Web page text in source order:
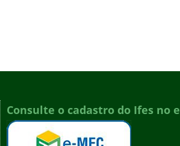
Consulte o cadastro do Ifes no